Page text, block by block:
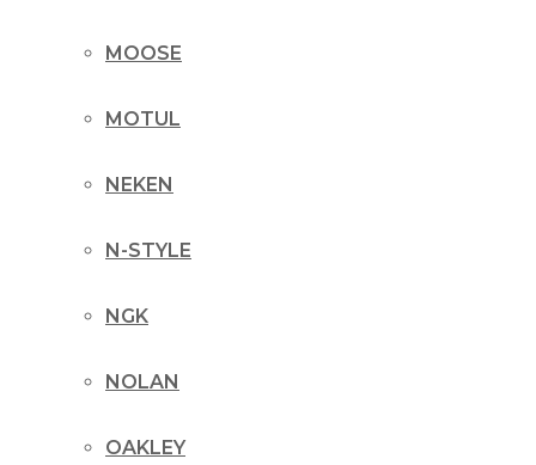
MOOSE
MOTUL
NEKEN
N-STYLE
NGK
NOLAN
OAKLEY